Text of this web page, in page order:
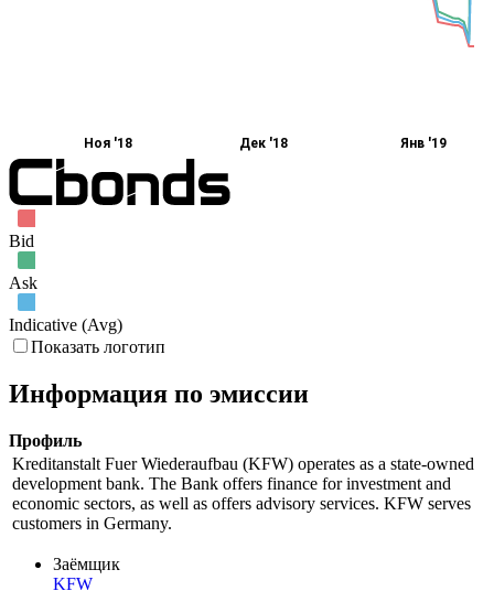
Ноя '18 Дек '18 Янв '19
Bid
Ask
Indicative (Avg)
Показать логотип
Информация по эмиссии
Профиль
Kreditanstalt Fuer Wiederaufbau (KFW) operates as a state-owned
development bank. The Bank offers finance for investment and
economic sectors, as well as offers advisory services. KFW serves
customers in Germany.
Заёмщик
KFW